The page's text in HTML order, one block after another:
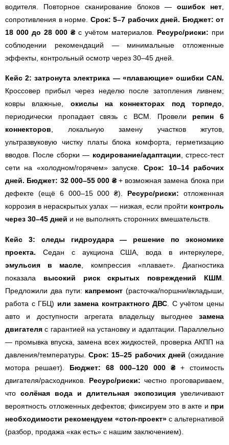
водителя. Повторное сканирование блоков — ошибок нет
сопротивления в норме. Срок: 5–7 рабочих дней. Бюджет: от
18 000 до 28 000 ₴с учётом материалов. Ресурс/риски: при
соблюдении рекомендаций — минимальные отложенные
эффекты, контрольный осмотр через 30–45 дней.
Кейс 2: затронута электрика — «плавающие» ошибки CAN.
Кроссовер прибыл через неделю после затопления ливнем;
ковры влажные, окислы на коннекторах под торпедо,
периодически пропадает связь с BCM. Провели репин 6
коннекторов, локальную замену участков жгутов,
ультразвуковую чистку платы блока комфорта, герметизацию
вводов. После сборки — кодирование/адаптации, стресс-тест
сети на «холодном/горячем» запуске.Срок: 10–14 рабочих
дней. Бюджет: 32 000–55 000 ₴+ возможная замена блока при
дефекте (ещё 6 000–15 000 ₴). Ресурс/риски: отложенная
коррозия в нераскрытых узлах — низкая, если пройти контроль
через 30–45 дней и не выполнять сторонних вмешательств.
Кейс 3: следы гидроудара — решение по экономике
проекта. Седан с аукциона США, вода в интеркулере,
эмульсия в масле , компрессия «плавает». Диагностика
показала высокий риск скрытых повреждений КШМ
Предложили два пути: капремонт (расточка/поршни/вкладыши,
работа с ГБЦ) или замена контрактного ДВС . С учётом цены
авто и доступности агрегата владельцу выгоднее замена
двигателя с гарантией на установку и адаптации. Параллельно
— промывка впуска, замена всех жидкостей, проверка АКПП на
давления/температуры.Срок: 15–25 рабочих дней (ожидание
мотора решает). Бюджет: 68 000–120 000 ₴+ стоимость
двигателя/расходников. Ресурс/риски: честно проговариваем,
что солёная вода и длительная экспозиция увеличивают
вероятность отложенных дефектов; фиксируем это в акте и при
необходимости рекомендуем «стоп-проект»с альтернативой
(разбор, продажа «как есть» с нашим заключением).